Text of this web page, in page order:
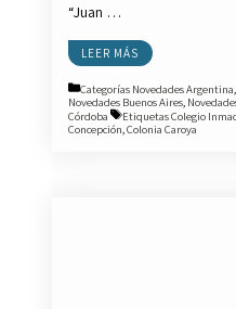
“Juan …
LEER MÁS
Categorías Novedades Argentina,
Novedades Buenos Aires,
Córdoba
EtiquetasColegio
Concepción Colonia Caroya